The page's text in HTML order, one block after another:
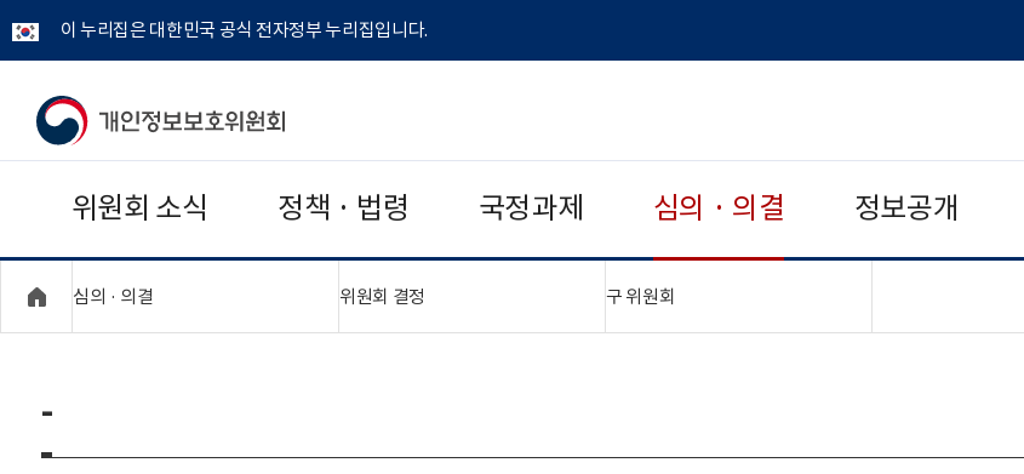
이 누리집은 대한민국 공식 전자정부 누리집입니다.
개
보
보
위
위원회 소식 정책 · 법령 국정과제 심의 · 의결 정보공개
심의 · 의결 위원회 결정 구 위원회
-